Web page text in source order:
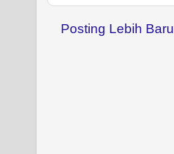
Posting Lebih Baru